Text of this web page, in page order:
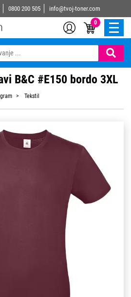
0800 200 505 info@tvoj-toner.com
0
B&C #E150 bordo 3XL
Tekstil